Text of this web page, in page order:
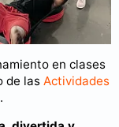
en clases
de las Actividades
.